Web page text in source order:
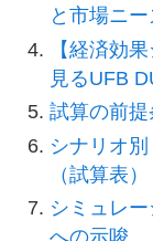
と市場ニ
【経済効
見るUFB
試算の前提
シナリオ
（試算表）
シミュレ